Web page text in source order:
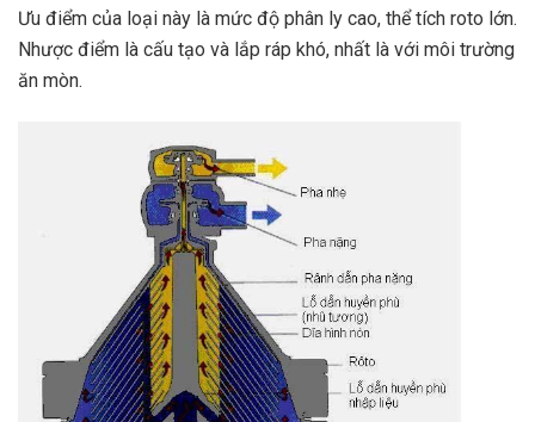
Ưu điểm của loại này là mức độ phân ly cao, thể tích roto lớn.
Nhược điểm là cấu tạo và lắp ráp khó, nhất là với môi trường
ăn mòn.